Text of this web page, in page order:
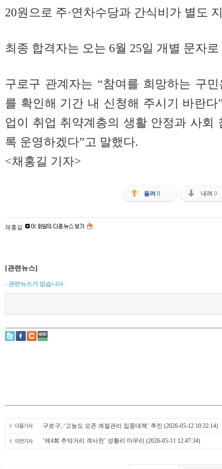
20원으로 주·연차수당과 간식비가 별도
최종 합격자는 오는 6월 25일 개별 문자
구로구 관계자는 “참여를 희망하는 구
를 확인해 기간 내 신청해 주시기 바란다
업이 취업 취약계층의 생활 안정과 사회
록 운영하겠다”고 말했다.
<채홍길 기자>
올려 0 내려 0
채홍길
[관련뉴스]
- 관련뉴스가 없습니다.
구로구, ‘고농도 오존 계절관리 집중대책’ 추진 (2026-05-12 10:32:14)
‘제4회 주막거리 객사전’ 성황리 마무리 (2026-05-11 12:47:34)